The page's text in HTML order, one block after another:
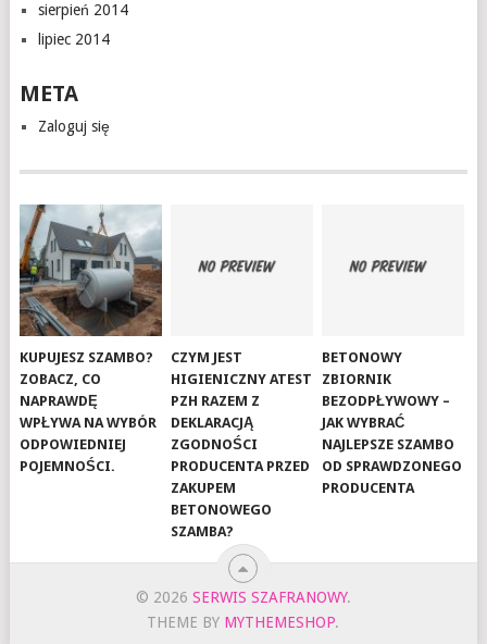
sierpień 2014
lipiec 2014
META
Zaloguj się
KUPUJESZ SZAMBO?
ZOBACZ, CO
NAPRAWDĘ
WPŁYWA NA WYBÓR
ODPOWIEDNIEJ
POJEMNOŚCI.
CZYM JEST
HIGIENICZNY ATEST
PZH RAZEM Z
DEKLARACJĄ
ZGODNOŚCI
PRODUCENTA PRZED
ZAKUPEM
BETONOWEGO
SZAMBA?
BETONOWY
ZBIORNIK
BEZODPŁYWOWY –
JAK WYBRAĆ
NAJLEPSZE SZAMBO
OD SPRAWDZONEGO
PRODUCENTA
© 2026 SERWIS SZAFRANOWY.
THEME BY MYTHEMESHOP.